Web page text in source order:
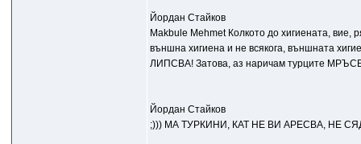
Йордан Стайков
Makbule Mehmet Колкото до хигиената, вие,
външна хигиена и не всякога, външната
ЛИПСВА! Затова, аз наричам турците
Йордан Стайков
;))) МА ТУРКИНИ, КАТ НЕ ВИ АРЕСВА, НЕ